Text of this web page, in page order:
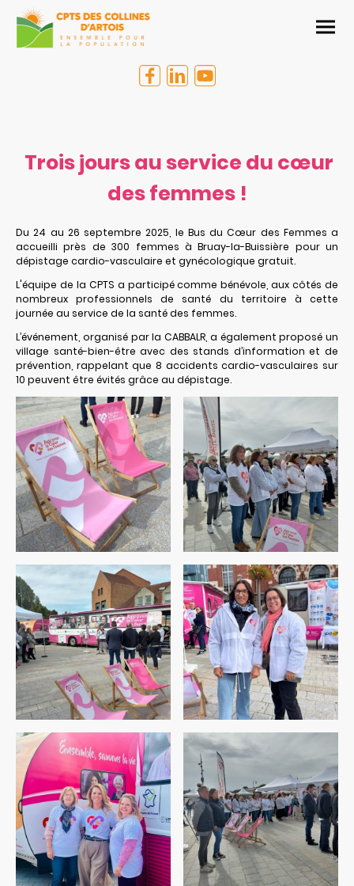
Trois jours au service du cœur
des femmes !
Du 24 au 26 septembre 2025, le Bus du Cœur des Femmes a
accueilli près de 300 femmes à Bruay-la-Buissière pour un
dépistage cardio-vasculaire et gynécologique gratuit.
L'équipe de la CPTS a participé comme bénévole, aux côtés de
nombreux professionnels de santé du territoire à cette
journée au service de la santé des femmes.
L’événement, organisé par la CABBALR, a également proposé un
village santé-bien-être avec des stands d’information et de
prévention, rappelant que 8 accidents cardio-vasculaires sur
10 peuvent être évités grâce au dépistage.